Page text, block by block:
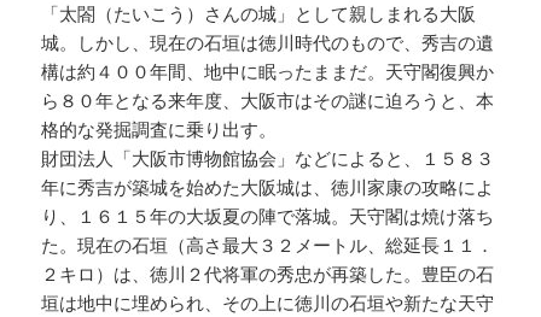
「太閤（たいこう）さんの城」として親しまれる大阪
城。しかし、現在の石垣は徳川時代のもので、秀吉の遺
構は約４００年間、地中に眠ったままだ。天守閣復興か
ら８０年となる来年度、大阪市はその謎に迫ろうと、本
格的な発掘調査に乗り出す。
財団法人「大阪市博物館協会」などによると、１５８３
年に秀吉が築城を始めた大阪城は、徳川家康の攻略によ
り、１６１５年の大坂夏の陣で落城。天守閣は焼け落ち
た。現在の石垣（高さ最大３２メートル、総延長１１．
２キロ）は、徳川２代将軍の秀忠が再築した。豊臣の石
垣は地中に埋められ、その上に徳川の石垣や新たな天守